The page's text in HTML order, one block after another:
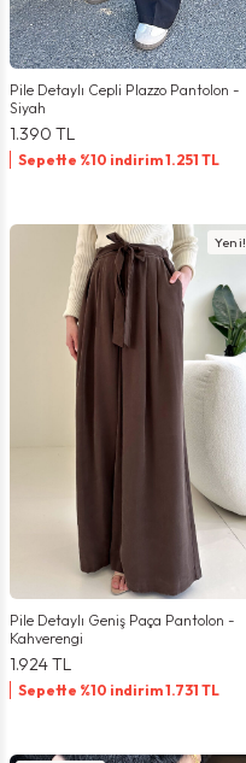
Pile Detaylı Cepli Plazzo Pantolon -
Siyah
1.390 TL
Sepette %10 indirim1.251 TL
Yeni!
Pile Detaylı Geniş Paça Pantolon -
Kahverengi
1.924TL
Sepette %10 indirim1.731 TL